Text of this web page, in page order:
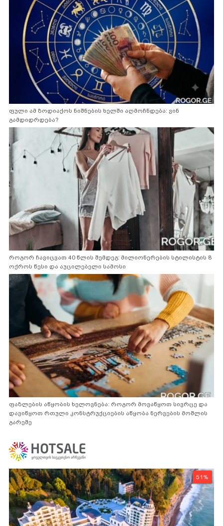
ფული ამ ზოდიაქოს ნიშნების ხელში აღმოჩნდება: ვინ
გამდიდრდება?
როგორ ჩავიცვათ 40 წლის შემდეგ: მილიონერების სტილისტის 8
ოქროს წესი და აუცილებელი სამოსი
ფაზლების აწყობის ხელოვნება: როგორ მოვაწყოთ სივრცე და
დავიწყოთ რთული კონსტრუქციების აწყობა ნერვების მოშლის
გარეშე
51%